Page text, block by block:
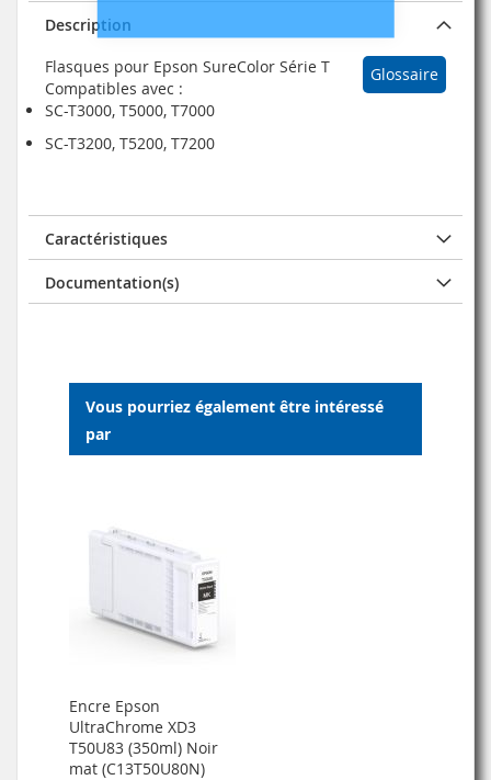
Description
Glossaire
Flasques pour Epson SureColor Série T
Compatibles avec :
SC-T3000, T5000, T7000
SC-T3200, T5200, T7200
Caractéristiques
Documentation(s)
Vous pourriez également être intéressé
par
Encre Epson
UltraChrome XD3
T50U83 (350ml) Noir
mat (C13T50U80N)